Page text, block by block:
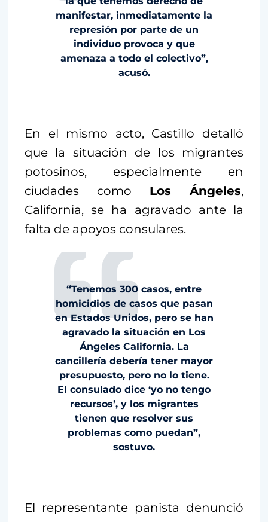
manifestar, inmediatamente la
represión por parte de un
individuo provoca y que
amenaza a todo el colectivo”,
acusó.
En el mismo acto, Castillo detalló
que la situación de los migrantes
potosinos, especialmente en
ciudades como Los Ángeles,
California, se ha agravado ante la
falta de apoyos consulares.
“Tenemos 300 casos, entre
homicidios de casos que pasan
en Estados Unidos, pero se han
agravado la situación en Los
Ángeles California. La
cancillería debería tener mayor
presupuesto, pero no lo tiene.
El consulado dice ‘yo no tengo
recursos’, y los migrantes
tienen que resolver sus
problemas como puedan”,
sostuvo.
El representante panista denunció